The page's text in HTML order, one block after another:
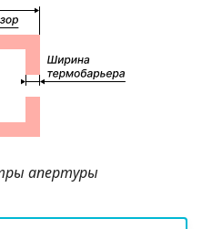
апертуры